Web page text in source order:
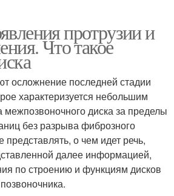
протрузии и
Что такое
осложнение последней стадии
характеризуется небольшим
межпозвоночного диска за пределы
без разрыва фиброзного
о чем идет речь,
далее информацией,
по строению и функциям дисков